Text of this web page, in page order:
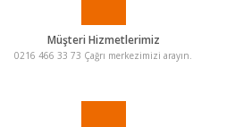
Müşteri Hizmetlerimiz
0216 466 33 73 Çağrı merkezimizi arayın.